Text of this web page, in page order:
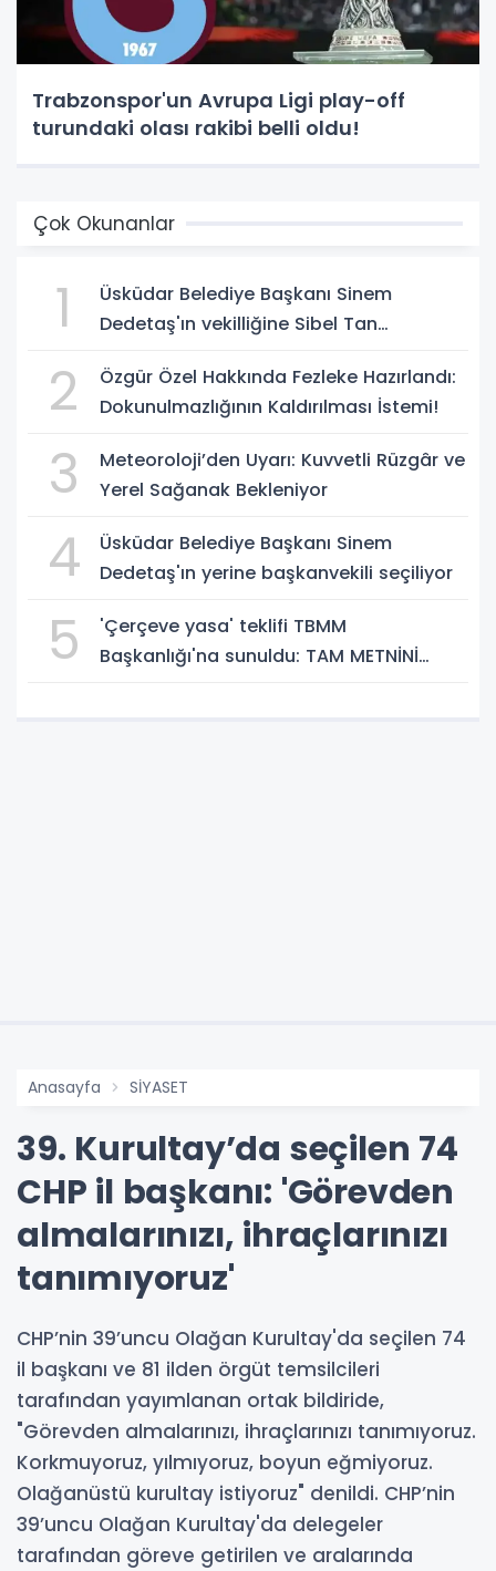
Trabzonspor'un Avrupa Ligi play-off
turundaki olası rakibi belli oldu!
Çok Okunanlar
1
Üsküdar Belediye Başkanı Sinem
Dedetaş'ın vekilliğine Sibel Tan
2
Özgür Özel Hakkında Fezleke Hazırlandı:
Dokunulmazlığının Kaldırılması İstemi!
3
Meteoroloji’den Uyarı: Kuvvetli Rüzgâr ve
Yerel Sağanak Bekleniyor
4
Üsküdar Belediye Başkanı Sinem
Dedetaş'ın yerine başkanvekili seçiliyor
5
'Çerçeve yasa' teklifi TBMM
Başkanlığı'na sunuldu: TAM METNİNİ
Anasayfa SİYASET
39. Kurultay’da seçilen 74
CHP il başkanı: 'Görevden
almalarınızı, ihraçlarınızı
tanımıyoruz'
CHP’nin 39’uncu Olağan Kurultay'da seçilen 74
il başkanı ve 81 ilden örgüt temsilcileri
tarafından yayımlanan ortak bildiride,
"Görevden almalarınızı, ihraçlarınızı tanımıyoruz.
Korkmuyoruz, yılmıyoruz, boyun eğmiyoruz.
Olağanüstü kurultay istiyoruz" denildi. CHP’nin
39’uncu Olağan Kurultay'da delegeler
tarafından göreve getirilen ve aralarında